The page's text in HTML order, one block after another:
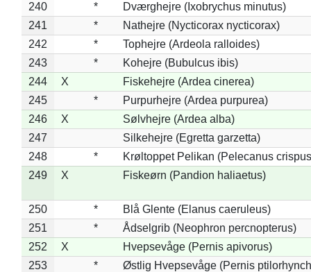
240
*
Dværghejre (Ixobrychus minutus)
241
*
Nathejre (Nycticorax nycticorax)
242
*
Tophejre (Ardeola ralloides)
243
*
Kohejre (Bubulcus ibis)
244
X
Fiskehejre (Ardea cinerea)
245
*
Purpurhejre (Ardea purpurea)
246
X
Sølvhejre (Ardea alba)
247
Silkehejre (Egretta garzetta)
248
*
Krøltoppet Pelikan (Pelecanus
249
X Fiskeørn (Pandion haliaetus)
250 *
Blå Glente (Elanus caeruleus)
251
*
Ådselgrib (Neophron percnopterus)
252
X
Hvepsevåge (Pernis apivorus)
253
*
Østlig Hvepsevåge (Pernis